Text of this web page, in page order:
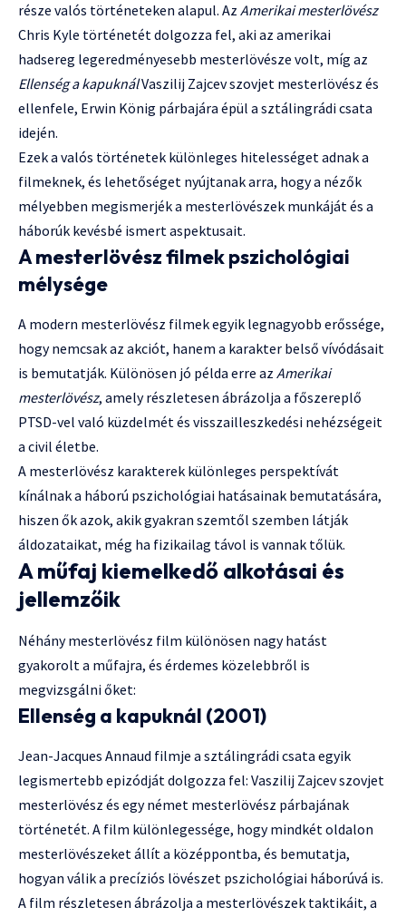
része valós történeteken alapul. Az Amerikai mesterlövész
Chris Kyle történetét dolgozza fel, aki az amerikai
hadsereg legeredményesebb mesterlövésze volt, míg az
Ellenség a kapuknálVaszilij Zajcev szovjet mesterlövész és
ellenfele, Erwin König párbajára épül a sztálingrádi csata
idején.
Ezek a valós történetek különleges hitelességet adnak a
filmeknek, és lehetőséget nyújtanak arra, hogy a nézők
mélyebben megismerjék a mesterlövészek munkáját és a
háborúk kevésbé ismert aspektusait.
A mesterlövész filmek pszichológiai
mélysége
A modern mesterlövész filmek egyik legnagyobb erőssége,
hogy nemcsak az akciót, hanem a karakter belső vívódásait
is bemutatják. Különösen jó példa erre az Amerikai
mesterlövész, amely részletesen ábrázolja a főszereplő
PTSD-vel való küzdelmét és visszailleszkedési nehézségeit
a civil életbe.
A mesterlövész karakterek különleges perspektívát
kínálnak a háború pszichológiai hatásainak bemutatására,
hiszen ők azok, akik gyakran szemtől szemben látják
áldozataikat, még ha fizikailag távol is vannak tőlük.
A műfaj kiemelkedő alkotásai és
jellemzőik
Néhány mesterlövész film különösen nagy hatást
gyakorolt a műfajra, és érdemes közelebbről is
megvizsgálni őket:
Ellenség a kapuknál (2001)
Jean-Jacques Annaud filmje a sztálingrádi csata egyik
legismertebb epizódját dolgozza fel: Vaszilij Zajcev szovjet
mesterlövész és egy német mesterlövész párbajának
történetét. A film különlegessége, hogy mindkét oldalon
mesterlövészeket állít a középpontba, és bemutatja,
hogyan válik a precíziós lövészet pszichológiai háborúvá is.
A film részletesen ábrázolja a mesterlövészek taktikáit, a